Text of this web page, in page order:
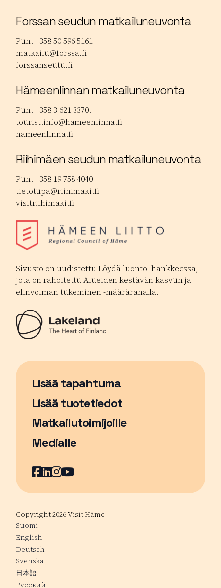
Forssan seudun matkailuneuvonta
Puh. +358 50 596 5161
matkailu@forssa.fi
forssanseutu.fi
Hämeenlinnan matkailuneuvonta
Puh. +358 3 621 3370.
tourist.info@hameenlinna.fi
hameenlinna.fi
Riihimäen seudun matkailuneuvonta
Puh. +358 19 758 4040
tietotupa@riihimaki.fi
visitriihimaki.fi
Sivusto on uudistettu Löydä luonto -hankkeessa,
jota on rahoitettu Alueiden kestävän kasvun ja
elinvoiman tukeminen -määrärahalla.
Lisää tapahtuma
Sivu avautuu uudessa ikkunassa
Lisää tuotetiedot
Matkailutoimijoille
Medialle
Facebook
Sivu avautuu uudessa ikkunassa
LinkedIn
Sivu avautuu uudessa ikkunassa
Instagram
Sivu avautuu uudessa
YouTube
Sivu avautuu uudessa
Copyright 2026 Visit Häme
Suomi
English
Deutsch
Svenska
日本語
Русский